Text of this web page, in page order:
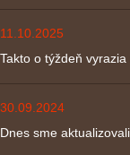
11.10.2025
Takto o týždeň vyrazia
30.09.2024
Dnes sme